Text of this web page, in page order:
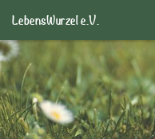
LebensWurzel e.V.